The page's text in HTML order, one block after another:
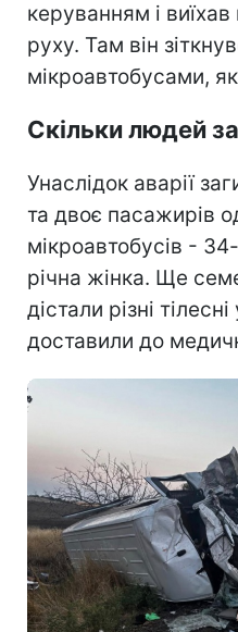
керуванням і
руху. Там він
мікроавтобусами,
Скільки людей
Унаслідок аварії
та двоє пасажирів
мікроавтобусів -
річна жінка. Ще
дістали різні
доставили до